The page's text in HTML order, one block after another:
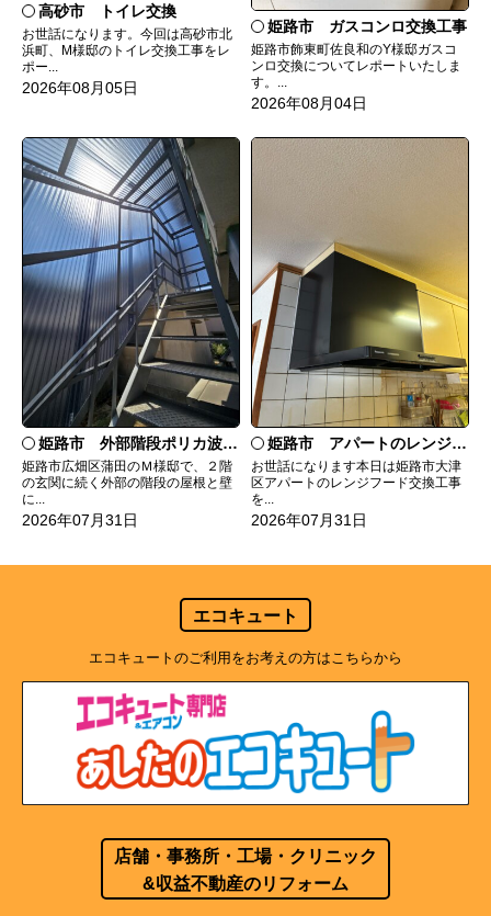
高砂市 トイレ交換
お世話になります。今回は高砂市北
浜町、M様邸のトイレ交換工事をレ
ポー...
2026年08月05日
姫路市 ガスコンロ交換工事
姫路市飾東町佐良和のY様邸ガスコ
ンロ交換についてレポートいたしま
す。...
2026年08月04日
姫路市 外部階段ポリカ波板張替工事
姫路市広畑区蒲田のＭ様邸で、２階
の玄関に続く外部の階段の屋根と壁
に...
2026年07月31日
姫路市 アパートのレンジフード交換
お世話になります本日は姫路市大津
区アパートのレンジフード交換工事
を...
2026年07月31日
エコキュート
エコキュートのご利用をお考えの方はこちらから
店舗・事務所・工場・クリニック
&収益不動産のリフォーム